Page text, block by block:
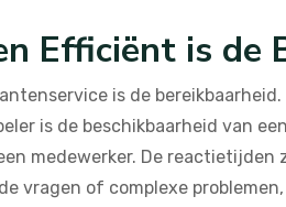
Efficiënt is de
is de
is de beschikbaarheid van
medewerker. De
vragen of complexe